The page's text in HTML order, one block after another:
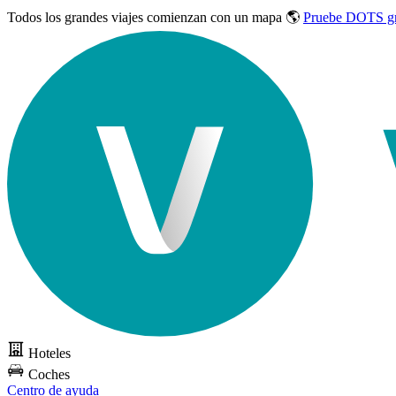
Todos los grandes viajes comienzan con un mapa 🌎 Pruebe DOTS
Hoteles
Coches
Centro de ayuda